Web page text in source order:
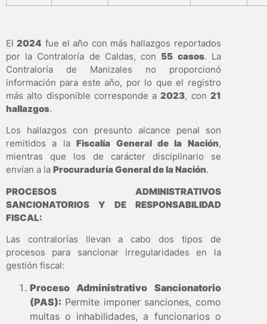
El2024 fue el año con más hallazgos reportados
por la Contraloría de Caldas, con 55 casos. La
Contraloría de Manizales no proporcionó
información para este año, por lo que el registro
más alto disponible corresponde a2023, con 21
hallazgos.
Los hallazgos con presunto alcance penal son
remitidos a laFiscalía General de la Nación,
mientras que los de carácter disciplinario se
envían a la Procuraduría General de la Nación.
PROCESOS ADMINISTRATIVOS
SANCIONATORIOS Y DE RESPONSABILIDAD
FISCAL:
Las contralorías llevan a cabo dos tipos de
procesos para sancionar irregularidades en la
gestión fiscal:
Proceso Administrativo Sancionatorio
(PAS): Permite imponer sanciones, como
multas o inhabilidades, a funcionarios o